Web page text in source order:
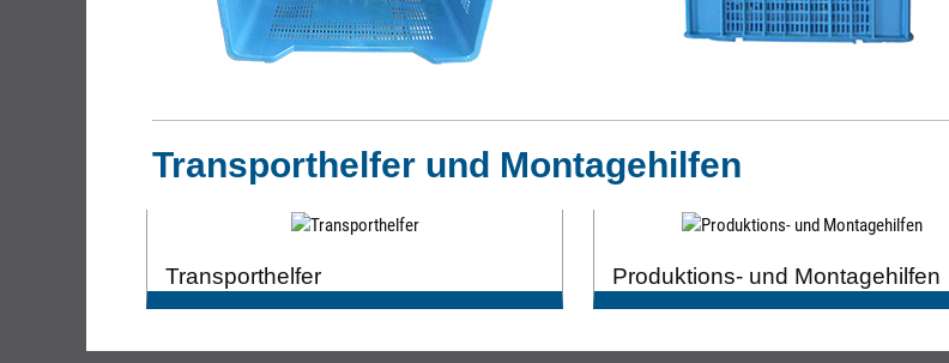
Transporthelfer und Montagehilfen
Transporthelfer Produktions- und Montagehilfen